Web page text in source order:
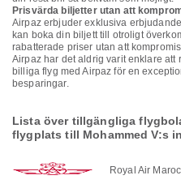
Prisvärda biljetter utan att
Airpaz erbjuder exklusiva
kan boka din biljett till otroligt
rabatterade priser utan att
Airpaz har det aldrig varit enklare
billiga flyg med Airpaz för en
besparingar.
Lista över tillgängliga
flygplats till Mohammed V:s
Royal Air Maroc